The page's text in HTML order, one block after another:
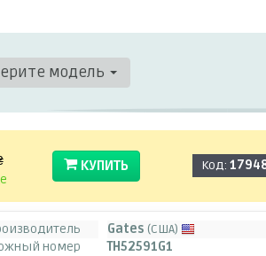
модель
КУПИТЬ Код:
Gates (США)
номер
TH52591G1